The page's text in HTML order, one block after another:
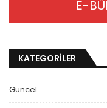
E-
KATEGORİLER
Güncel